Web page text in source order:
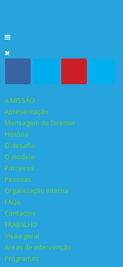
A MISSÃO
Apresentação
Mensagem do Director
História
O desafio
O modelo
Parceiros
Pessoas
Organização interna
FAQs
Contactos
TRABALHO
Visão geral
Áreas de intervenção
Programas